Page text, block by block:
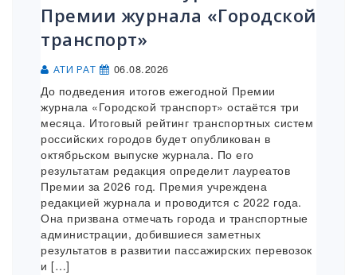
Премии журнала «Городской
транспорт»
АТИ РАТ 06.08.2026
До подведения итогов ежегодной Премии
журнала «Городской транспорт» остаётся три
месяца. Итоговый рейтинг транспортных систем
российских городов будет опубликован в
октябрьском выпуске журнала. По его
результатам редакция определит лауреатов
Премии за 2026 год. Премия учреждена
редакцией журнала и проводится с 2022 года.
Она призвана отмечать города и транспортные
администрации, добившиеся заметных
результатов в развитии пассажирских перевозок
и […]